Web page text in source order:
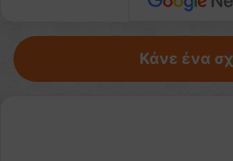
Κάνε ένα